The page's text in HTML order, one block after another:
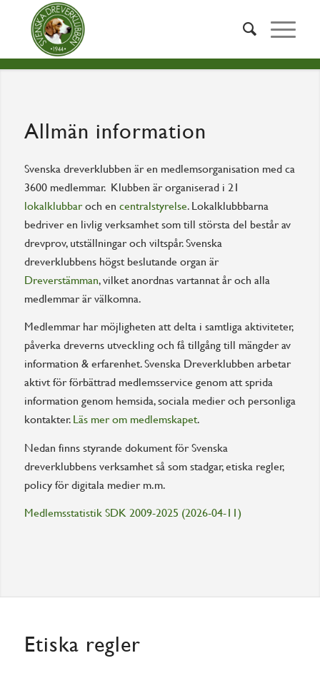
Allmän information
Svenska dreverklubben är en medlemsorganisation med ca
3600 medlemmar. Klubben är organiserad i 21
lokalklubbaroch en centralstyrelse. Lokalklubbbarna
bedriver en livlig verksamhet som till största del består av
drevprov, utställningar och viltspår. Svenska
dreverklubbens högst beslutande organ är
Dreverstämman, vilket anordnas vartannat år och alla
medlemmar är välkomna.
Medlemmar har möjligheten att delta i samtliga aktiviteter,
påverka dreverns utveckling och få tillgång till mängder av
information & erfarenhet. Svenska Dreverklubben arbetar
aktivt för förbättrad medlemsservice genom att sprida
information genom hemsida, sociala medier och personliga
kontakter. Läs mer om medlemskapet.
Nedan finns styrande dokument för Svenska
dreverklubbens verksamhet så som stadgar, etiska regler,
policy för digitala medier m.m.
Medlemsstatistik SDK 2009-2025 (2026-04-11)
Etiska regler